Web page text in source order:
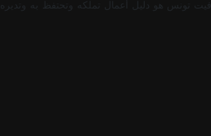
تونس هو دليل أعمال تملكه وتحتفظ به وتديره